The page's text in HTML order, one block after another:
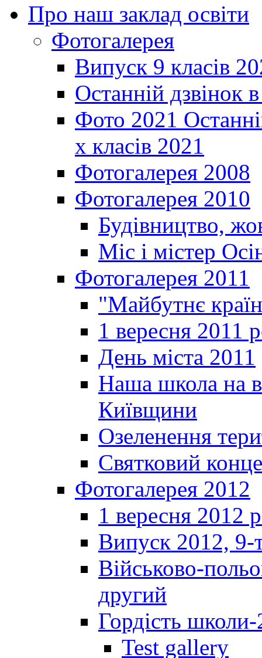
Про наш заклад освіти
Фотогалерея
Випуск 9 класів
Останній дзвінок
Фото 2021
х класів 2021
Фотогалерея 2008
Фотогалерея 2010
Будівництво,
Міс і містер
Фотогалерея 2011
"Майбутнє
1 вересня 2011
День міста 2011
Наша школа на
Київщини
Озеленення
Святковий
Фотогалерея 2012
1 вересня 2012
Випуск 2012, 9-
Військово-
другий
Гордість
Test gallery